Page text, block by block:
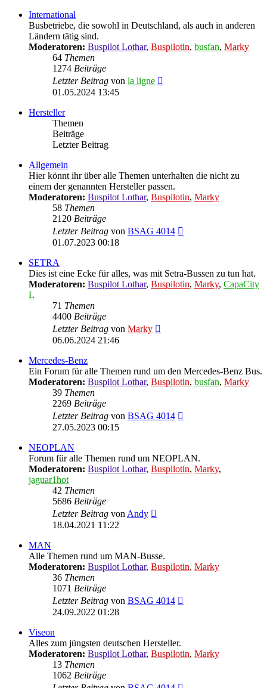
International
Busbetriebe, die sowohl in Deutschland, als auch in anderen
Ländern tätig sind.
Moderatoren: Buspilot Lothar, Buspilotin, busfan, Marky
64 Themen
1274 Beiträge
Letzter Beitrag von la ligne
01.05.2024 13:45
Hersteller
Themen
Beiträge
Letzter Beitrag
Allgemein
Hier könnt ihr über alle Themen unterhalten die nicht zu
einem der genannten Hersteller passen.
Moderatoren: Buspilot Lothar, Buspilotin, Marky
58 Themen
2120 Beiträge
Letzter Beitrag von BSAG 4014
01.07.2023 00:18
SETRA
Dies ist eine Ecke für alles, was mit Setra-Bussen zu tun hat.
Moderatoren: Buspilot Lothar, Buspilotin, Marky, CapaCity
L
71 Themen
4400 Beiträge
Letzter Beitrag von Marky
06.06.2024 21:46
Mercedes-Benz
Ein Forum für alle Themen rund um den Mercedes-Benz Bus.
Moderatoren: Buspilot Lothar, Buspilotin, busfan, Marky
39 Themen
2269 Beiträge
Letzter Beitrag von BSAG 4014
27.05.2023 00:15
NEOPLAN
Forum für alle Themen rund um NEOPLAN.
Moderatoren: Buspilot Lothar, Buspilotin, Marky,
jaguar1hot
42 Themen
5686 Beiträge
Letzter Beitrag von Andy
18.04.2021 11:22
MAN
Alle Themen rund um MAN-Busse.
Moderatoren: Buspilot Lothar, Buspilotin, Marky
36 Themen
1071 Beiträge
Letzter Beitrag von BSAG 4014
24.09.2022 01:28
Viseon
Alles zum jüngsten deutschen Hersteller.
Moderatoren: Buspilot Lothar, Buspilotin, Marky
13 Themen
1062 Beiträge